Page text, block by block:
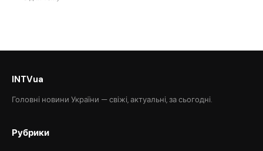
INTVua
Головні новини України — свіжі, актуальні, за сьогодні.
Рубрики